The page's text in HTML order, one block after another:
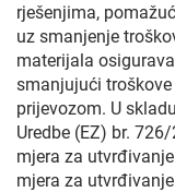
rješenjima,
uz smanjenje
materijala
smanjujući
prijevozom. U
Uredbe (EZ) br.
mjera za
mjera za